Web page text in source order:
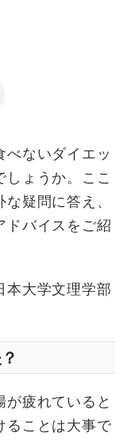
べないダイエッ
しょうか。ここ
疑問に答え、
ドバイスをご紹
大学文理学部
が疲れていると
ることは大事で